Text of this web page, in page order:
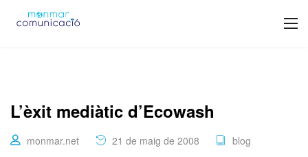
L’èxit mediàtic d’Ecowash
monmar.net 21 de maig de 2008
blog